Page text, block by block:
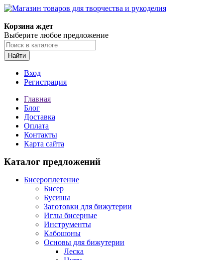
Корзина ждет
Выберите любое предложение
Найти
Вход
Регистрация
Главная
Блог
Доставка
Оплата
Контакты
Карта сайта
Каталог предложений
Бисероплетение
Бисер
Бусины
Заготовки для бижутерии
Иглы бисерные
Инструменты
Кабошоны
Основы для бижутерии
Леска